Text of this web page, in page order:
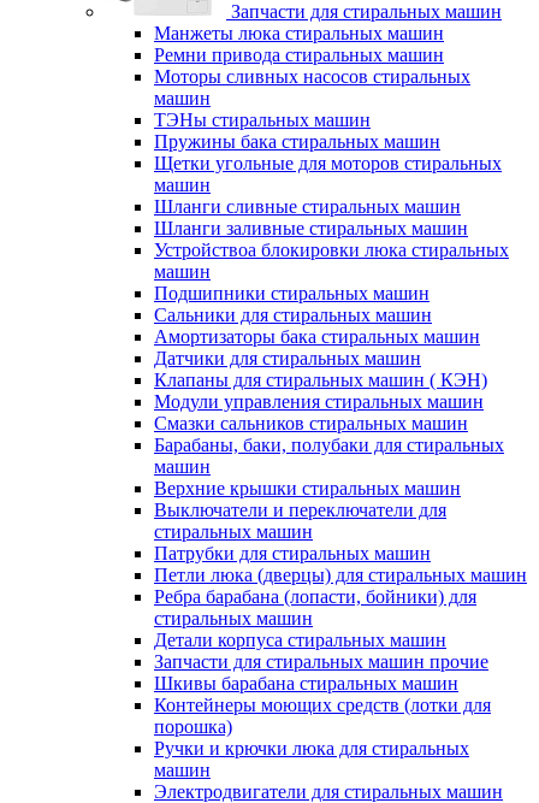
Запчасти для стиральных машин
Манжеты люка стиральных машин
Ремни привода стиральных машин
Моторы сливных насосов стиральных
машин
ТЭНы стиральных машин
Пружины бака стиральных машин
Щетки угольные для моторов стиральных
машин
Шланги сливные стиральных машин
Шланги заливные стиральных машин
Устройствоа блокировки люка стиральных
машин
Подшипники стиральных машин
Сальники для стиральных машин
Амортизаторы бака стиральных машин
Датчики для стиральных машин
Клапаны для стиральных машин ( КЭН)
Модули управления стиральных машин
Смазки сальников стиральных машин
Барабаны, баки, полубаки для стиральных
машин
Верхние крышки стиральных машин
Выключатели и переключатели для
стиральных машин
Патрубки для стиральных машин
Петли люка (дверцы) для стиральных машин
Ребра барабана (лопасти, бойники) для
стиральных машин
Детали корпуса стиральных машин
Запчасти для стиральных машин прочие
Шкивы барабана стиральных машин
Контейнеры моющих средств (лотки для
порошка)
Ручки и крючки люка для стиральных
машин
Электродвигатели для стиральных машин